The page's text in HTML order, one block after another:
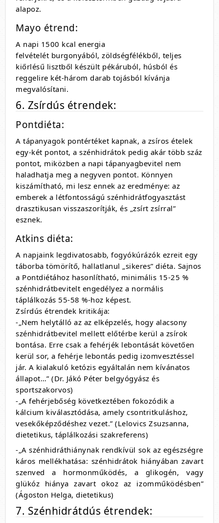
alapoz.
Mayo étrend:
A napi 1500 kcal energia
felvételét burgonyából, zöldségfélékből, teljes
kiőrlésű lisztből készült pékáruból, húsból és
reggelire két-három darab tojásból kívánja
megvalósítani.
6. Zsírdús étrendek:
Pontdiéta:
A tápanyagok pontértéket kapnak, a zsíros ételek
egy-két pontot, a szénhidrátok pedig akár több száz
pontot, miközben a napi tápanyagbevitel nem
haladhatja meg a negyven pontot. Könnyen
kiszámítható, mi lesz ennek az eredménye: az
emberek a létfontosságú szénhidrátfogyasztást
drasztikusan visszaszorítják, és „zsírt zsírral”
esznek.
Atkins diéta:
A napjaink legdivatosabb, fogyókúrázók ezreit egy
táborba tömörítő, hallatlanul „sikeres” diéta. Sajnos
a Pontdiétához hasonlítható, minimális 15-25 %
szénhidrátbevitelt engedélyez a normális
táplálkozás 55-58 %-hoz képest.
Zsírdús étrendek kritikája:
-„Nem helytálló az az elképzelés, hogy alacsony
szénhidrátbevitel mellett előtérbe kerül a zsírok
bontása. Erre csak a fehérjék lebontását követően
kerül sor, a fehérje lebontás pedig izomvesztéssel
jár. A kialakuló ketózis egyáltalán nem kívánatos
állapot…” (Dr. Jákó Péter belgyógyász és
sportszakorvos)
-„A fehérjebőség következtében fokozódik a
kálcium kiválasztódása, amely csontritkuláshoz,
vesekőképződéshez vezet.” (Lelovics Zsuzsanna,
dietetikus, táplálkozási szakreferens)
-„A szénhidráthiánynak rendkívül sok az egészségre
káros mellékhatása: szénhidrátok hiányában zavart
szenved a hormonműködés, a glikogén, vagy
glükóz hiánya zavart okoz az izomműködésben”
(Ágoston Helga, dietetikus)
7. Szénhidrátdús étrendek: